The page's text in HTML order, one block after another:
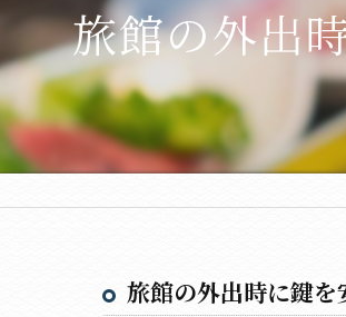
旅館の外出
旅館の外出時に鍵